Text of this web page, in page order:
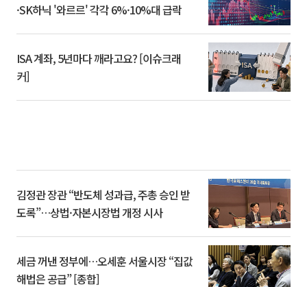
·SK하닉 '와르르' 각각 6%·10%대 급락
ISA 계좌, 5년마다 깨라고요? [이슈크래
커]
김정관 장관 “반도체 성과급, 주총 승인 받
도록”…상법·자본시장법 개정 시사
세금 꺼낸 정부에…오세훈 서울시장 “집값
해법은 공급” [종합]